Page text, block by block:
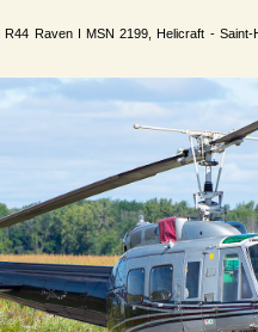
R44 Raven I MSN 2199, Helicraft -